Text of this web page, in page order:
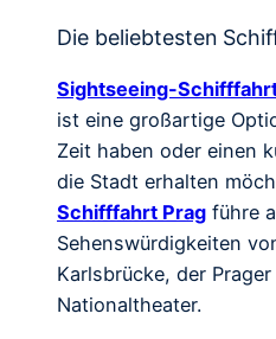
Die beliebtesten
Sightseeing-
ist eine großartige
Zeit haben oder einen
die Stadt erhalten
Schifffahrt Prag führe
Sehenswürdigkeiten
Karlsbrücke, der
Nationaltheater.